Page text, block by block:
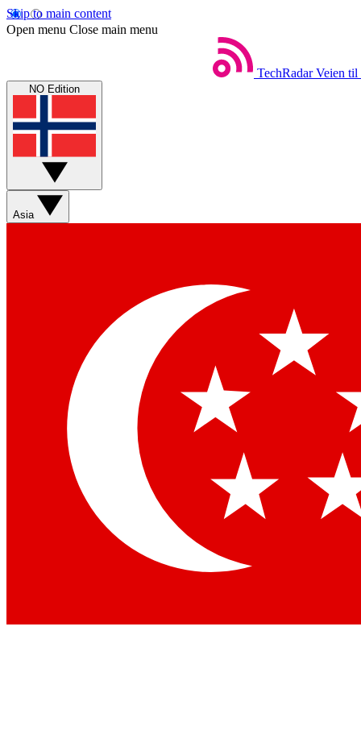
Skip to main content
Open menu Close main menu
TechRadar Veien til
NO Edition
Asia